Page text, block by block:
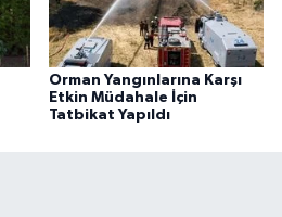
Orman Yangınlarına Karşı
Etkin Müdahale İçin
Tatbikat Yapıldı